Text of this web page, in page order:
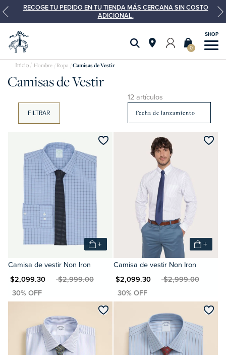
RECOGE TU PEDIDO EN TU TIENDA MÁS CERCANA SIN COSTO
ADICIONAL.
0
Camisas
de
vestir
Hombre Ropa Camisas de Vestir
Camisas de Vestir
FILTRAR
12 artículos
+
Camisa de vestir Non Iron
$2,099.30MXN $2,999.00
+
Camisa de vestir Non Iron
MXN $2,099.30MXN $2,999.00